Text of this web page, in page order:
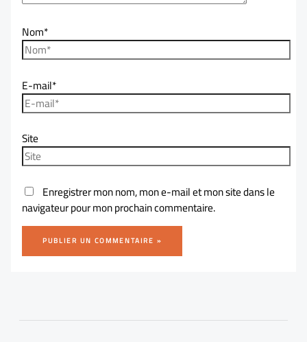
Nom*
E-mail*
Site
Enregistrer mon nom, mon e-mail et mon site dans le
navigateur pour mon prochain commentaire.